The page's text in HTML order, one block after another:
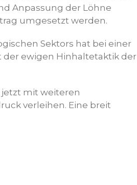
Anpassung der Löhne
umgesetzt werden.
Sektors hat bei einer
der ewigen Hinhaltetaktik der
jetzt mit weiteren
verleihen. Eine breit